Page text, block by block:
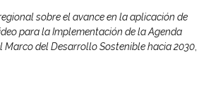
sobre el avance en la aplicación de
para la Implementación de la Agenda
Marco del Desarrollo Sostenible hacia 2030